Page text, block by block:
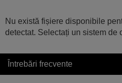
Nu există fișiere disponibile
detectat. Selectați un sistem de
Întrebări frecvente